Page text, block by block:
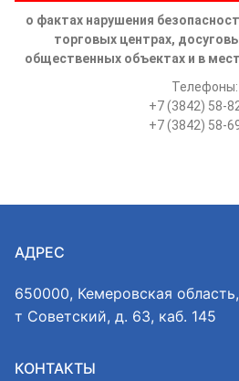
о фактах нарушения
торговых центрах,
общественных объектах и в
Телефоны:
+7 (3842) 58-
+7 (3842) 58-
АДРЕС
650000, Кемеровская
т Советский, д. 63, каб. 145
КОНТАКТЫ